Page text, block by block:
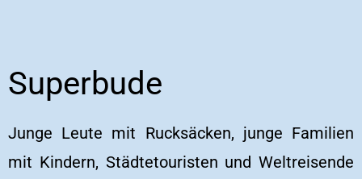
Superbude
Junge Leute mit Rucksäcken, junge Familien
mit Kindern, Städtetouristen und Weltreisende